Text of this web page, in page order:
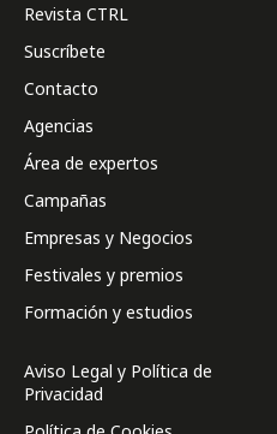
Revista CTRL
Suscríbete
Contacto
Agencias
Área de expertos
Campañas
Empresas y Negocios
Festivales y premios
Formación y estudios
Aviso Legal y Política de
Privacidad